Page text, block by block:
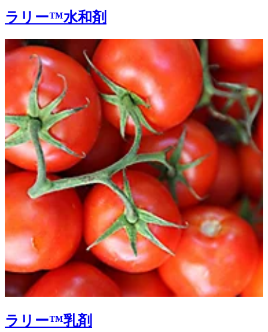
ラリー™水和剤
ラリー™乳剤